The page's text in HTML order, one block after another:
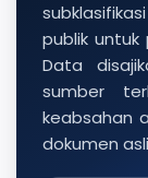
publik
Data
sumber
keabsahan
dokumen